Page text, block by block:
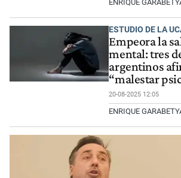
ENRIQUE
ESTUDIO DE LA
Empeora la
mental: tres
argentinos
“malestar
20-08-2025 12:05
ENRIQUE